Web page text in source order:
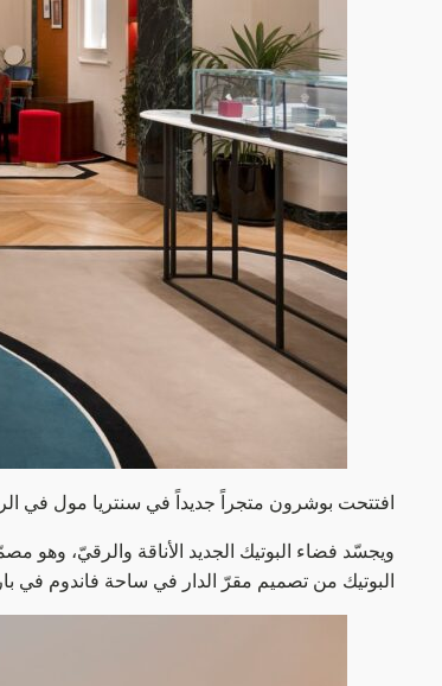
افتتحت بوشرون متجراً جديداً في سنتريا مول في
ويجسّد فضاء البوتيك الجديد الأناقة والرقيّ، وهو
البوتيك من تصميم مقرّ الدار في ساحة فاندوم في